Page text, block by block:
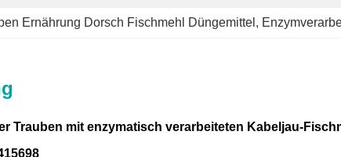
Ernährung Dorsch Fischmehl Düngemittel ,
Trauben mit enzymatisch verarbeiteten Kabeljau-